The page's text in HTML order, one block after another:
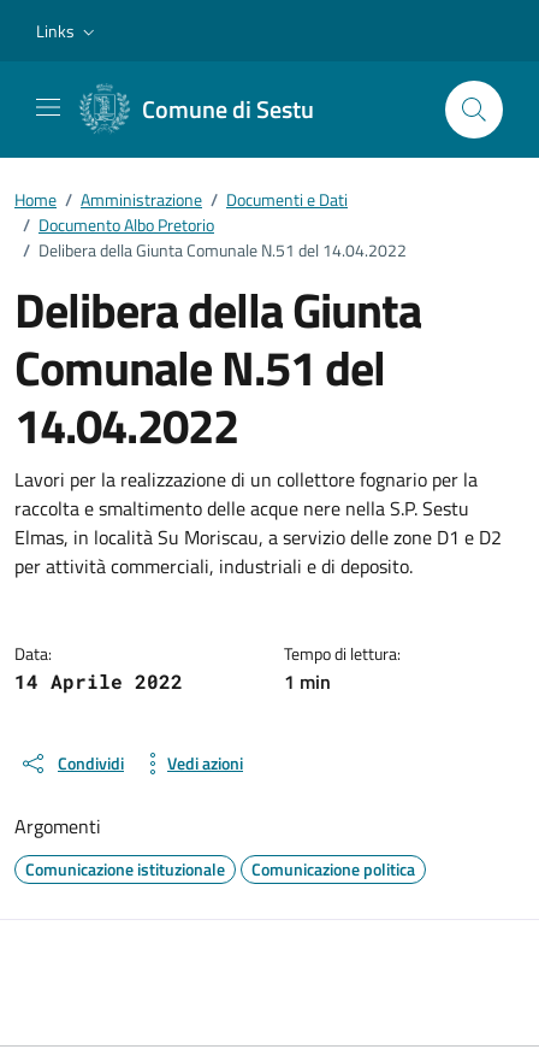
Links
Comune di Sestu
Home / Amministrazione / Documenti e Dati
/ Documento Albo Pretorio
/ Delibera della Giunta Comunale N.51 del 14.04.2022
Delibera della Giunta
Comunale N.51 del
14.04.2022
Dettagli del documento
Lavori per la realizzazione di un collettore fognario per la
raccolta e smaltimento delle acque nere nella S.P. Sestu
Elmas, in località Su Moriscau, a servizio delle zone D1 e D2
per attività commerciali, industriali e di deposito.
Data:
14 Aprile 2022
Tempo di lettura:
1 min
Condividi Vedi azioni
Argomenti
Comunicazione istituzionale Comunicazione politica